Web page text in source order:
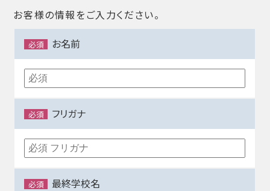
お客様の情報をご入力ください。
必須 お名前
必須 フリガナ
必須 最終学校名